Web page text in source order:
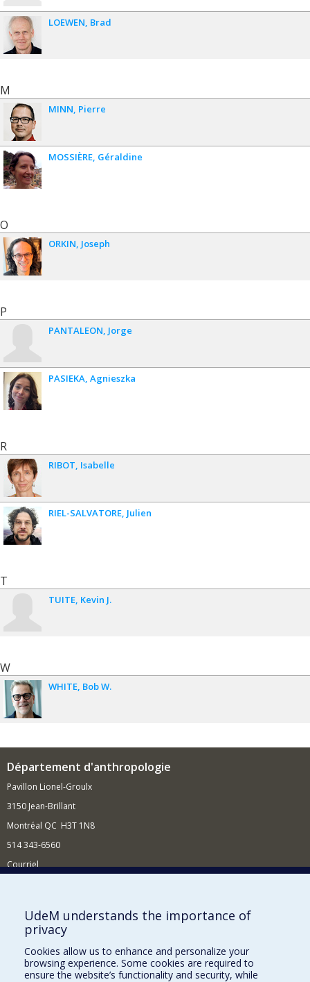
LOEWEN Brad
M
MINN Pierre
MOSSIÈRE Géraldine
O
ORKIN Joseph
P
PANTALEON Jorge
PASIEKA Agnieszka
R
RIBOT Isabelle
RIEL-SALVATORE Julien
T
TUITE Kevin J.
W
WHITE Bob W.
Département d'anthropologie
Pavillon Lionel-Groulx
3150 Jean-Brillant
Montréal QC H3T 1N8
514 343-6560
Courriel
Comment soutenir le Département?
BESOIN D'AIDE?
Plan du site
Signaler une erreur
UdeM understands the importance of
privacy
Cookies allow us to enhance and personalize your
browsing experience. Some cookies are required to
ensure the website’s functionality and security, while